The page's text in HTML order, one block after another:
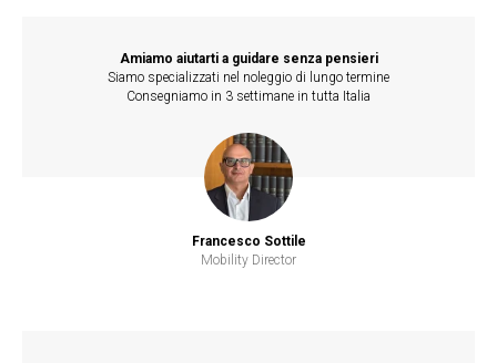
Amiamo aiutarti a guidare senza pensieri
Siamo specializzati nel noleggio di lungo termine
Consegniamo in 3 settimane in tutta Italia
Francesco Sottile
Mobility Director